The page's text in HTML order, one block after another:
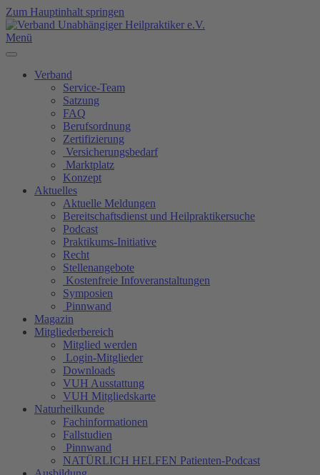
Zum Hauptinhalt springen
Menü
Verband
Service-Team
Satzung
FAQ
Berufsordnung
Zertifizierung
Versicherungsbedarf
Marktplatz
Konzept
Aktuelles
Aktuelle Meldungen
Bereitschaftsdienst und Heilpraktikersuche
Podcast
Praktikums-Initiative
Recht
Stellenangebote
Kostenfreie Infoveranstaltungen
Symposien
Pinnwand
Magazin
Mitgliederbereich
Mitglied werden
Login-Mitglieder
Downloads
VUH Ausstattung
VUH Mitgliedskarte
Naturheilkunde
Fachinformationen
Fallstudien
Pinnwand
NATÜRLICH HELFEN Patienten-Podcast